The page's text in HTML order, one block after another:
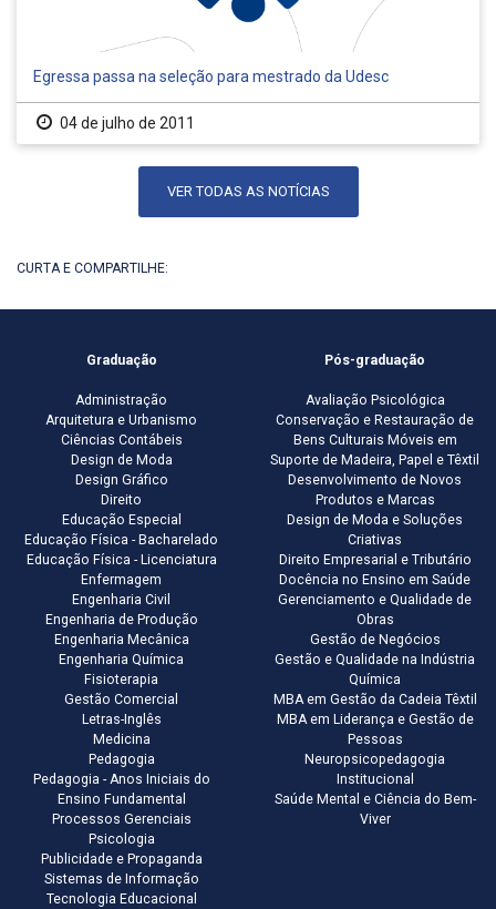
Egressa passa na seleção para mestrado da Udesc
04 de julho de 2011
VER TODAS AS NOTÍCIAS
CURTA E COMPARTILHE:
Graduação
Administração
Arquitetura e Urbanismo
Ciências Contábeis
Design de Moda
Design Gráfico
Direito
Educação Especial
Educação Física - Bacharelado
Educação Física - Licenciatura
Enfermagem
Engenharia Civil
Engenharia de Produção
Engenharia Mecânica
Engenharia Química
Fisioterapia
Gestão Comercial
Letras-Inglês
Medicina
Pedagogia
Pedagogia - Anos Iniciais do
Ensino Fundamental
Processos Gerenciais
Psicologia
Publicidade e Propaganda
Sistemas de Informação
Tecnologia Educacional
Pós-graduação
Avaliação Psicológica
Conservação e Restauração de
Bens Culturais Móveis em
Suporte de Madeira, Papel e Têxtil
Desenvolvimento de Novos
Produtos e Marcas
Design de Moda e Soluções
Criativas
Direito Empresarial e Tributário
Docência no Ensino em Saúde
Gerenciamento e Qualidade de
Obras
Gestão de Negócios
Gestão e Qualidade na Indústria
Química
MBA em Gestão da Cadeia Têxtil
MBA em Liderança e Gestão de
Pessoas
Neuropsicopedagogia
Institucional
Saúde Mental e Ciência do Bem-
Viver